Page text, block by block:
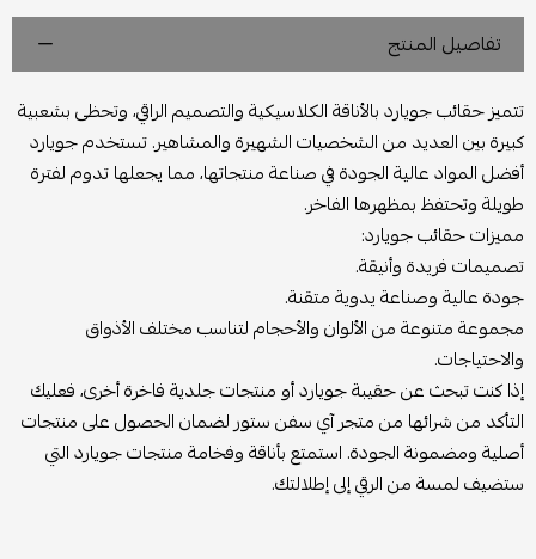
تفاصيل المنتج
تتميز حقائب جويارد بالأناقة الكلاسيكية والتصميم الراقي، وتحظى بشعبية
كبيرة بين العديد من الشخصيات الشهيرة والمشاهير. تستخدم جويارد
أفضل المواد عالية الجودة في صناعة منتجاتها، مما يجعلها تدوم لفترة
طويلة وتحتفظ بمظهرها الفاخر.
مميزات حقائب جويارد:
تصميمات فريدة وأنيقة.
جودة عالية وصناعة يدوية متقنة.
مجموعة متنوعة من الألوان والأحجام لتناسب مختلف الأذواق
والاحتياجات.
إذا كنت تبحث عن حقيبة جويارد أو منتجات جلدية فاخرة أخرى، فعليك
التأكد من شرائها من متجر آي سفن ستور لضمان الحصول على منتجات
أصلية ومضمونة الجودة. استمتع بأناقة وفخامة منتجات جويارد التي
ستضيف لمسة من الرقي إلى إطلالتك.